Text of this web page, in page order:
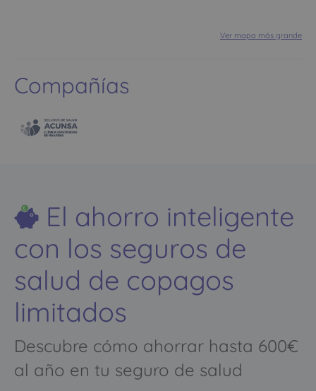
Ver mapa más grande
Compañías
El ahorro inteligente
con los seguros de
salud de copagos
limitados
Descubre cómo ahorrar hasta 600€
al año en tu seguro de salud